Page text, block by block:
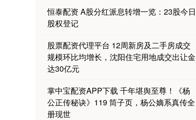
恒泰配资 A股分红派息转增一览：23股今日
股权登记
股票配资代理平台 12周新房及二手房成交
规模环比均增长，沈阳住宅用地成交出让金
达30亿元
掌中宝配资APP下载 千年堪舆至尊！《杨
公正传秘诀》119 筒子页，杨公嫡系真传全
册现世